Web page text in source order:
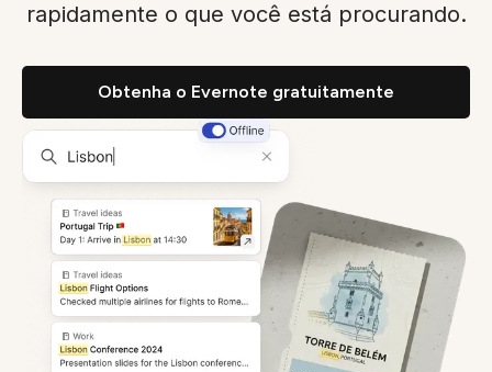
rapidamente o que você está procurando.
Obtenha o Evernote gratuitamente